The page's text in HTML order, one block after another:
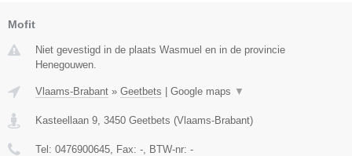
Mofit
Niet gevestigd in de plaats Wasmuel en in de provincie
Henegouwen.
Vlaams-Brabant » Geetbets | Google maps ▼
Kasteellaan 9 3450 Geetbets (Vlaams-Brabant)
Tel: 0476900645 , Fax: - , BTW-nr: -